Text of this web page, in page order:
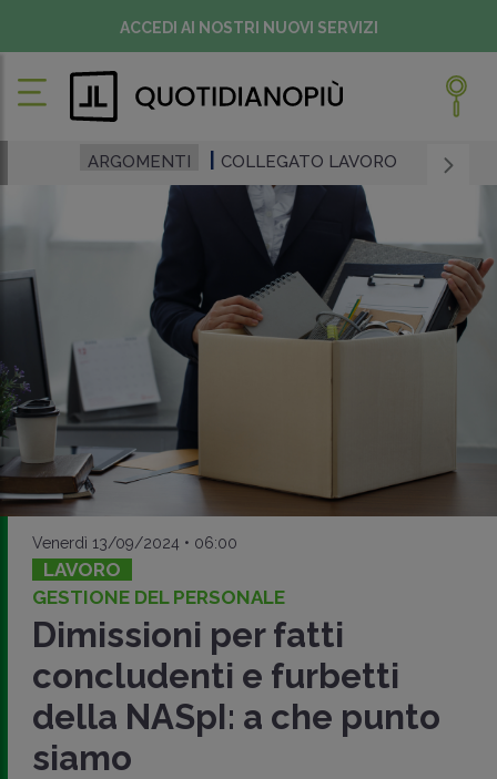
ACCEDI AI NOSTRI NUOVI SERVIZI
ARGOMENTI COLLEGATO LAVORO
Venerdì 13/09/2024 • 06:00
LAVORO
GESTIONE DEL PERSONALE
Dimissioni per fatti
concludenti e furbetti
della NASpI: a che punto
siamo